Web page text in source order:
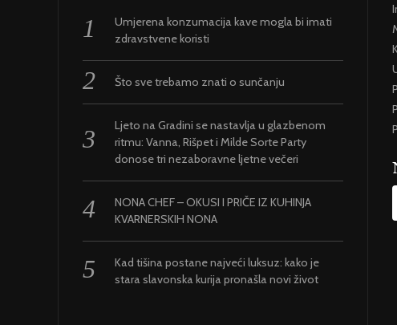
Umjerena konzumacija kave mogla bi imati
zdravstvene koristi
Što sve trebamo znati o sunčanju
Ljeto na Gradini se nastavlja u glazbenom
ritmu: Vanna, Rišpet i Milde Sorte Party
donose tri nezaboravne ljetne večeri
NONA CHEF – OKUSI I PRIČE IZ KUHINJA
KVARNERSKIH NONA
Kad tišina postane najveći luksuz: kako je
stara slavonska kurija pronašla novi život